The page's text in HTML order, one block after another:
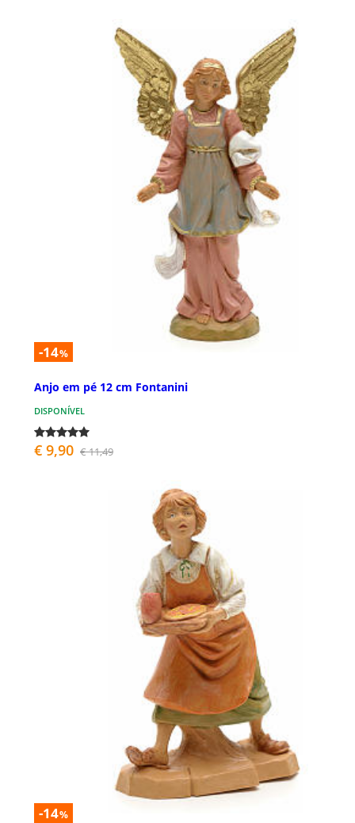
-14%
Anjo em pé 12 cm Fontanini
DISPONÍVEL
€ 9,90 € 11,49
-14%